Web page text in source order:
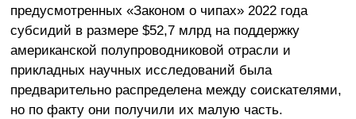
предусмотренных «Законом о чипах» 2022 года
субсидий в размере $52,7 млрд на поддержку
американской полупроводниковой отрасли и
прикладных научных исследований была
предварительно распределена между соискателями,
но по факту они получили их малую часть.